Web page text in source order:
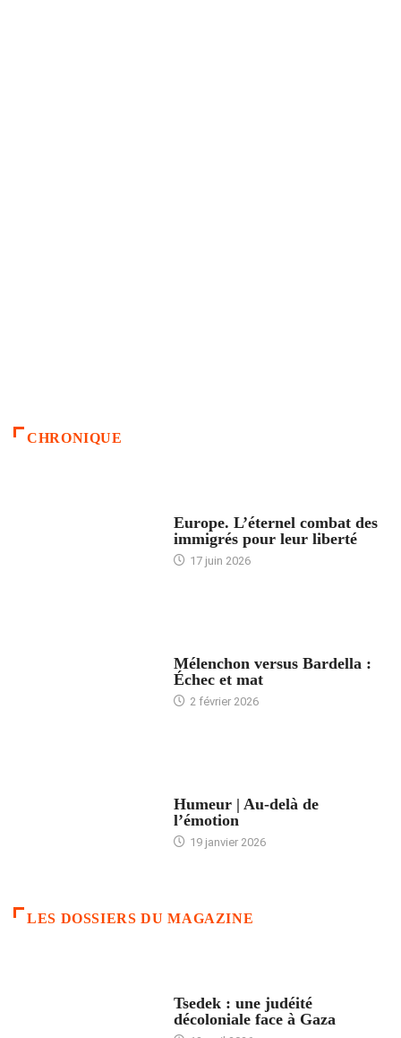
CHRONIQUE
Europe. L’éternel combat des
immigrés pour leur liberté
17 juin 2026
Mélenchon versus Bardella :
Échec et mat
2 février 2026
Humeur | Au-delà de
l’émotion
19 janvier 2026
LES DOSSIERS DU MAGAZINE
Tsedek : une judéité
décoloniale face à Gaza